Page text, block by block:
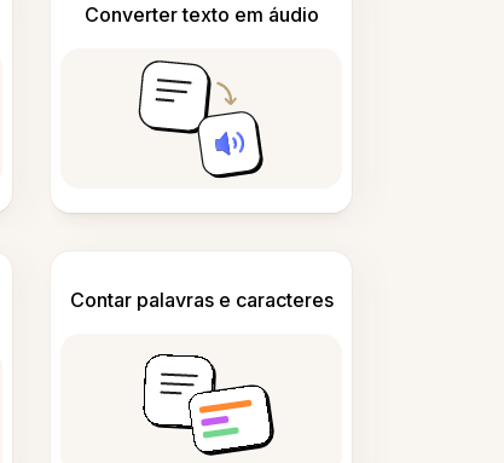
Converter texto em áudio
Contar palavras e caracteres